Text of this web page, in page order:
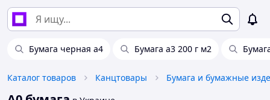
Бумага черная а4 Бумага а3 200 г м2
Каталог товаров Канцтовары Бумага и бумажные